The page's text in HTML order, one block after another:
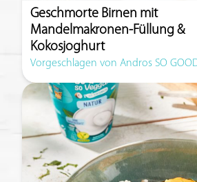
Geschmorte Birnen mit
Mandelmakronen-Füllung &
Kokosjoghurt
Vorgeschlagen von Andros SO